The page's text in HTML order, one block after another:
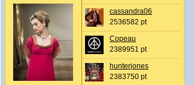
cassandra06
2536582 pt
Copeau
2389951 pt
hunterjones
2383750 pt